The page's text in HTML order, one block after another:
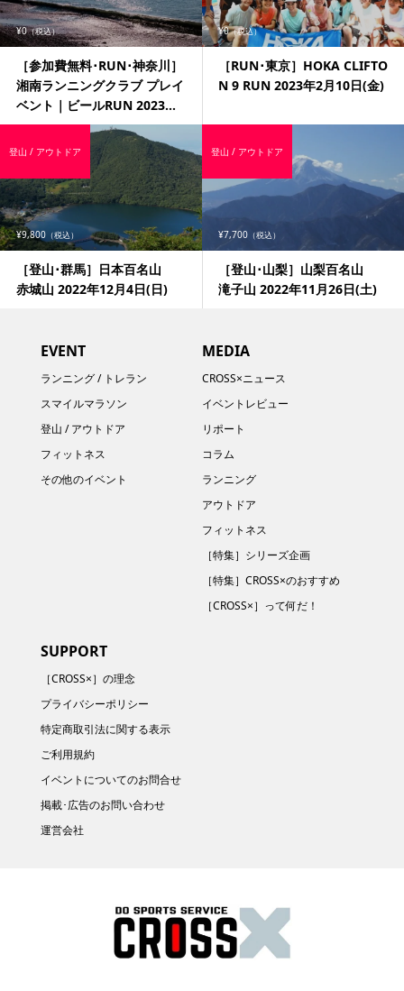
¥0（税込）
［参加費無料･RUN･神奈川］
湘南ランニングクラブ プレイ
ベント｜ビールRUN 2023...
¥0（税込）
［RUN･東京］HOKA CLIFTO
N 9 RUN 2023年2月10日(金)
¥9,800 （税込）
［登山･群馬］日本百名山
赤城山 2022年12月4日(日)
登山 / アウトドア
¥7,700 （税込）
［登山･山梨］山梨百名山
滝子山 2022年11月26日(土)
登山 / アウトドア
EVENT
ランニング / トレラン
スマイルマラソン
登山 / アウトドア
フィットネス
その他のイベント
MEDIA
CROSS×ニュース
イベントレビュー
リポート
コラム
ランニング
アウトドア
フィットネス
［特集］シリーズ企画
［特集］CROSS×のおすすめ
［CROSS×］って何だ！
SUPPORT
［CROSS×］の理念
プライバシーポリシー
特定商取引法に関する表示
ご利用規約
イベントについてのお問合せ
掲載･広告のお問い合わせ
運営会社